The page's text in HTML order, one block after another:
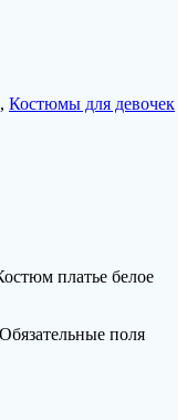
, Костюмы для девочек
платье белое
Обязательные поля